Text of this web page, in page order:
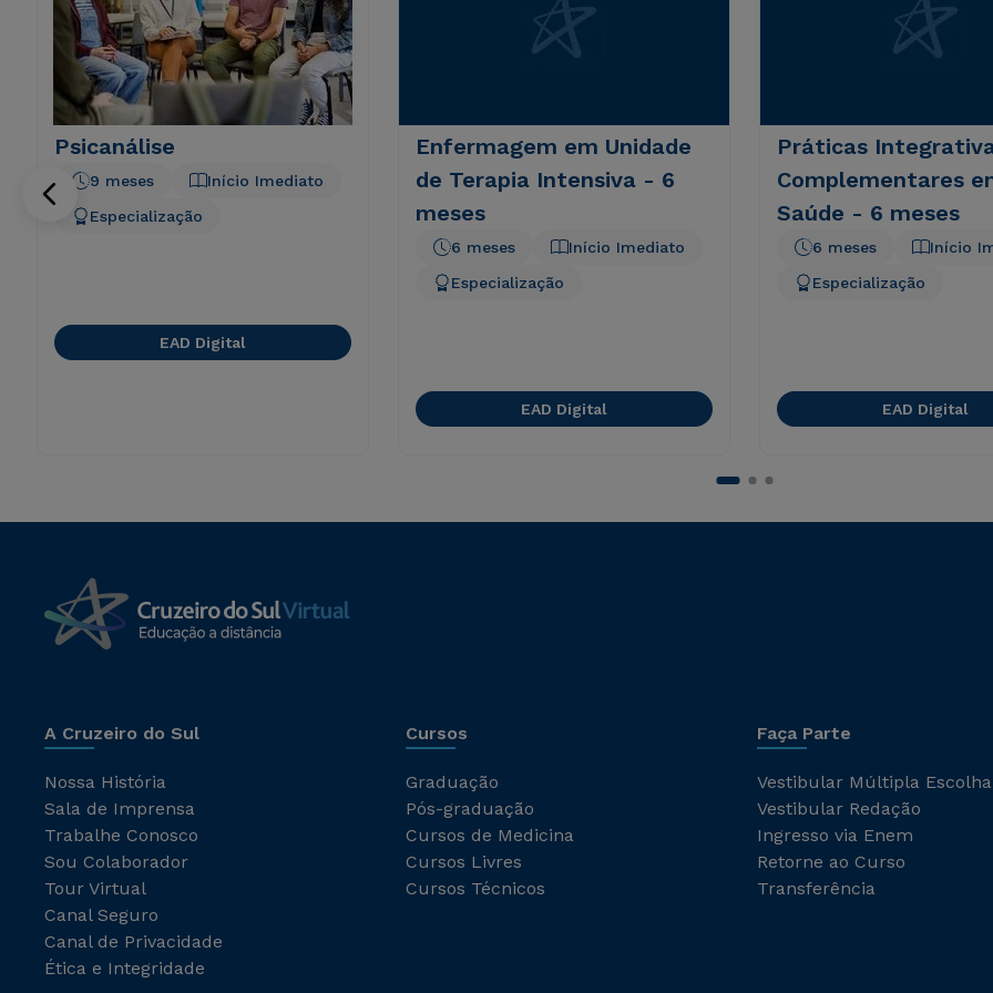
Psicanálise
Início Imediato
9 meses
Especialização
EAD Digital
Enfermagem em Unidade
de Terapia Intensiva - 6
meses
Início Imediato
6 meses
Especialização
EAD Digital
Práticas
Complementares
Saúde - 6 meses
Início
6 meses
Especialização
EAD Digital
A Cruzeiro do Sul
Nossa História
Sala de Imprensa
Trabalhe Conosco
Sou Colaborador
Tour Virtual
Canal Seguro
Canal de Privacidade
Ética e Integridade
Cursos
Graduação
Pós-graduação
Cursos de Medicina
Cursos Livres
Cursos Técnicos
Faça Parte
Vestibular Múltipla Escolha
Vestibular Redação
Ingresso via Enem
Retorne ao Curso
Transferência